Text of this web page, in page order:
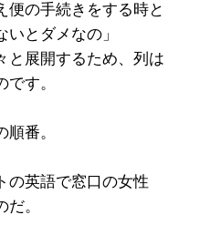
便の手続きをする時と
とダメなの」
と展開するため、列は
す。
番。
の英語で窓口の女性
。